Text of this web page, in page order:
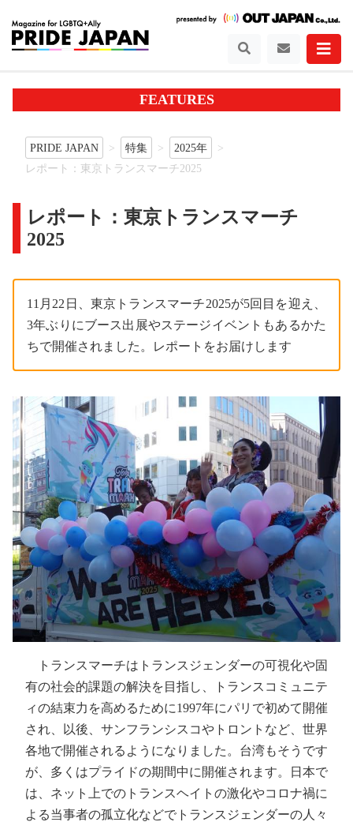
FEATURES
PRIDE JAPAN 特集
2025年
レポート：東京トランスマーチ2025
レポート：東京トランスマーチ
2025
11月22日、東京トランスマーチ2025が5回目を迎え、
3年ぶりにブース出展やステージイベントもあるかた
ちで開催されました。レポートをお届けします
トランスマーチはトランスジェンダーの可視化や固
有の社会的課題の解決を目指し、トランスコミュニテ
ィの結束力を高めるために1997年にパリで初めて開催
され、以後、サンフランシスコやトロントなど、世界
各地で開催されるようになりました。台湾もそうです
が、多くはプライドの期間中に開催されます。日本で
は、ネット上でのトランスヘイトの激化やコロナ禍に
よる当事者の孤立化などでトランスジェンダーの人々